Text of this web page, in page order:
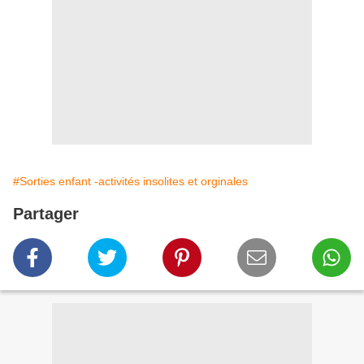
#Sorties enfant -activités insolites et orginales
Partager